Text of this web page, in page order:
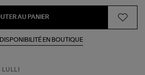
AU PANIER
EN BOUTIQUE